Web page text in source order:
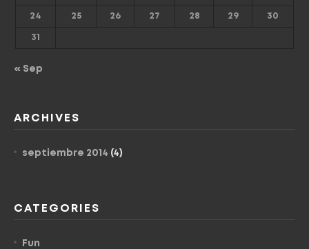
24 25 26 27 28 29 30
31
« Sep
ARCHIVES
septiembre 2014 (4)
CATEGORIES
Fun